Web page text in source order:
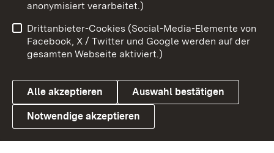
Link zum Landesportal
Barrierefreiheit
Datenschutz
Cookies
anonymisiert verarbeitet.)
Drittanbieter-Cookies (Social-Media-Elemente von
Facebook, X / Twitter und Google werden auf der
gesamten Webseite aktiviert.)
Alle akzeptieren Auswahl bestätigen
Notwendige akzeptieren